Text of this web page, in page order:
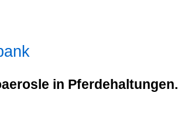
in Pferdehaltungen.